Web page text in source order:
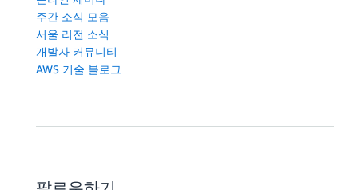
주간 소식 모음
서울 리전 소식
개발자 커뮤니티
AWS 기술 블로그